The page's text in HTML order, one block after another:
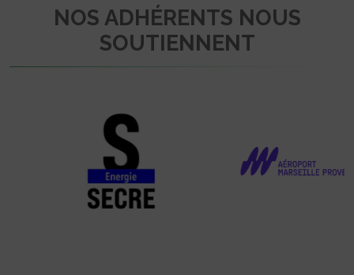
NOS ADHÉRENTS NOUS
SOUTIENNENT